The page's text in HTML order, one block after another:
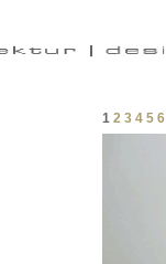
1 2 3 4 5